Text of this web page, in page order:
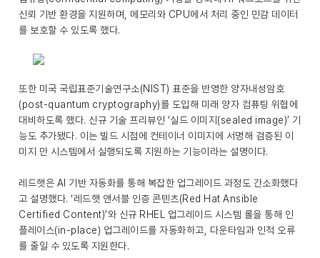
신뢰 기반 환경을 지원하며, 메모리와 CPU에서 처리 중인 민감 데이터
를 보호할 수 있도록 했다.
또한 미국 국립표준기술연구소(NIST) 표준을 반영한 양자내성암호
(post-quantum cryptography)를 도입해 미래 양자 컴퓨팅 위협에
대비하도록 했다. 신규 기술 프리뷰인 ‘실드 이미지(sealed image)’ 기
능도 추가됐다. 이는 빌드 시점에 컨테이너 이미지에 서명해 검증된 이
미지 만 시스템에서 실행되도록 지원하는 기능이라는 설명이다.
레드햇은 AI 기반 자동화를 통해 복잡한 업그레이드 과정도 간소화했다
고 설명했다. ‘레드햇 앤서블 인증 콘텐츠(Red Hat Ansible
Certified Content)’와 신규 RHEL 업그레이드 시스템 롤을 통해 인
플레이스(in-place) 업그레이드를 자동화하고, 다운타임과 인적 오류
를 줄일 수 있도록 지원한다.